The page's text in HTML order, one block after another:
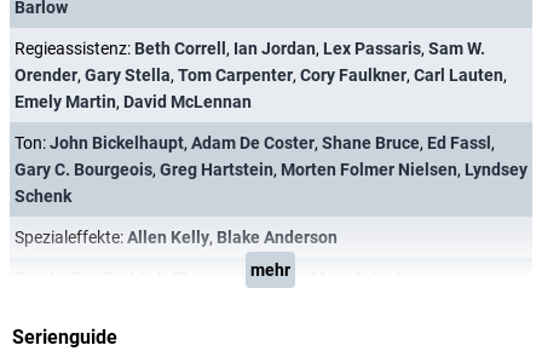
Barlow
Regieassistenz: Beth Correll, Ian Jordan, Lex Passaris, Sam W.
Orender, Gary Stella, Tom Carpenter, Cory Faulkner, Carl Lauten,
Emely Martin, David McLennan
Ton:John Bickelhaupt, Adam De Coster, Shane Bruce, Ed Fassl,
Gary C. Bourgeois, Greg Hartstein, Morten Folmer Nielsen, Lyndsey
Schenk
Spezialeffekte:Allen Kelly, Blake Anderson
Thomas M. Ficke
mehr
Serienguide